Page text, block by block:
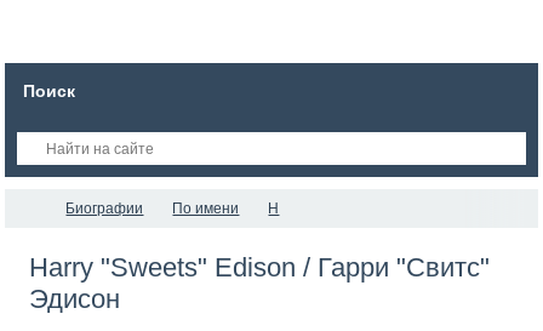
Поиск
Биографии По имени H
Harry "Sweets" Edison / Гарри "Свитс"
Эдисон